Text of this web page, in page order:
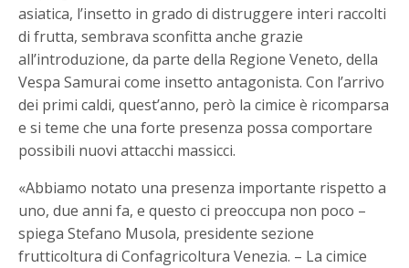
asiatica, l’insetto in grado di distruggere interi raccolti
di frutta, sembrava sconfitta anche grazie
all’introduzione, da parte della Regione Veneto, della
Vespa Samurai come insetto antagonista. Con l’arrivo
dei primi caldi, quest’anno, però la cimice è ricomparsa
e si teme che una forte presenza possa comportare
possibili nuovi attacchi massicci.
«Abbiamo notato una presenza importante rispetto a
uno, due anni fa, e questo ci preoccupa non poco –
spiega Stefano Musola, presidente sezione
frutticoltura di Confagricoltura Venezia. – La cimice